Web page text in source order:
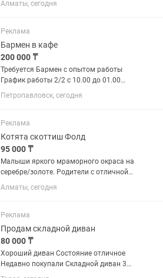
документация, ППР. 3. Сравнительные
Консультационные услуги. 5. Подсчет...
Алматы, сегодня
Реклама
Бармен в кафе
200 000 ₸
Требуется Бармен с опытом работы
График работы 2/2 с 10.00 до 01.00
Сменный Смена 12000 Бар не
контактный Опыт работы обязателен !!!
картой Умение варить кофе...
Петропавловск, сегодня
Реклама
Котята скоттиш Фолд
95 000 ₸
Малыши яркого мраморного окраса на
серебре/золоте. Родители с отличной
родословной живут с нами, пожем при
встрече. Ласковые и игривые малыши.
Девочки и...
Алматы, сегодня
Реклама
Продам складной диван
80 000 ₸
Хороший диван Состояние отличное
Недавно покупали Складной диван 3
подушки есть Материал очень хорошее